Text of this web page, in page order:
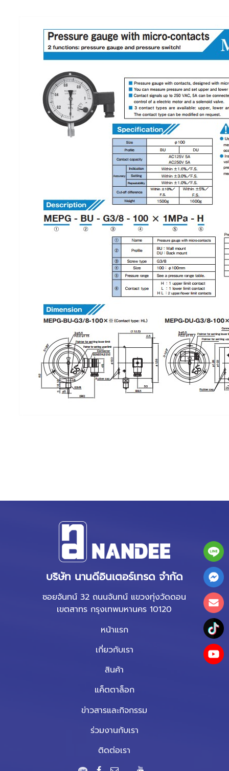
บริษัท นานดีอินเตอร์เทรด จำกัด
ซอยจันทน์ 32 ถนนจันทน์ แขวงทุ่งวัดดอน
เขตสาทร กรุงเทพมหานคร 10120
หน้าแรก
เกี่ยวกับเรา
สินค้า
แค็ตตาล็อก
ข่าวสารและกิจกรรม
ร่วมงานกับเรา
ติดต่อเรา